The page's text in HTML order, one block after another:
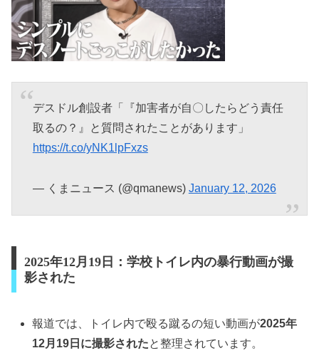
デスドル創設者「『加害者が自〇したらどう責任
取るの？』と質問されたことがあります」
https://t.co/yNK1lpFxzs
— くまニュース (@qmanews) January 12, 2026
2025年12月19日：学校トイレ内の暴行動画が撮
影された
報道では、トイレ内で殴る蹴るの短い動画が2025年
12月19日に撮影されたと整理されています。